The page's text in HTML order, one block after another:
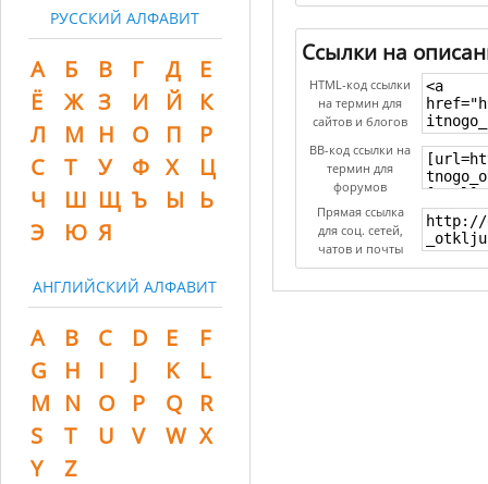
РУССКИЙ АЛФАВИТ
А Б В Г Д
Е
Ё
Ж З И Й
К
Л
М Н О П
Р
С
Т У Ф Х
Ц
Ч
Ш Щ Ъ Ы
Ь
Э
Ю Я
АНГЛИЙСКИЙ АЛФАВИТ
A B C D E
F
G
H I J K
L
M N O P Q
R
S
T U V W X
Y
Z
Ссылки на
HTML-код ссылки
на термин для
сайтов и блогов
BB-код ссылки на
термин для
форумов
Прямая ссылка
для соц. сетей,
чатов и почты